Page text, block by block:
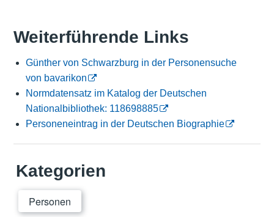
Weiterführende Links
Günther von Schwarzburg in der Personensuche
von bavarikon
Normdatensatz im Katalog der Deutschen
Nationalbibliothek: 118698885
Personeneintrag in der Deutschen Biographie
Kategorien
Personen